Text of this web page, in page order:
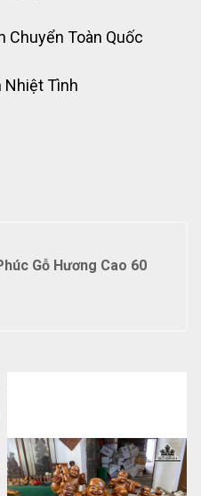
Chuyển Toàn Quốc
Nhiệt Tình
Gỗ Hương Cao 60